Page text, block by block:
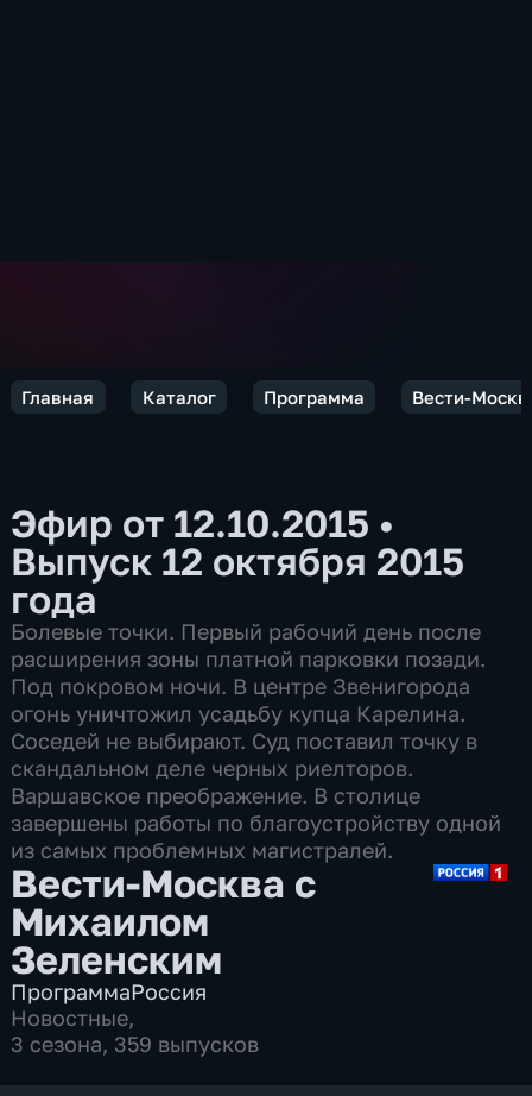
Главная Каталог Программа Вести-
Эфир от 12.10.2015 •
Выпуск 12 октября 2015
года
Болевые точки. Первый рабочий день после
расширения зоны платной парковки позади.
Под покровом ночи. В центре Звенигорода
огонь уничтожил усадьбу купца Карелина.
Соседей не выбирают. Суд поставил точку в
скандальном деле черных риелторов.
Варшавское преображение. В столице
завершены работы по благоустройству одной
из самых проблемных магистралей.
Вести-Москва с
Михаилом
Зеленским
ПрограммаРоссия
Новостные,
3 сезона, 359 выпусков